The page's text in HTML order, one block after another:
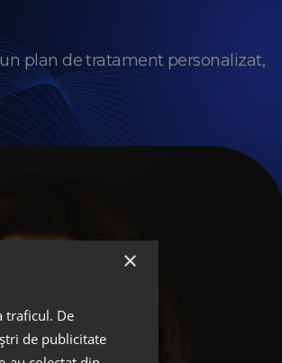
plan de tratament personalizat,
×
traficul. De
de publicitate